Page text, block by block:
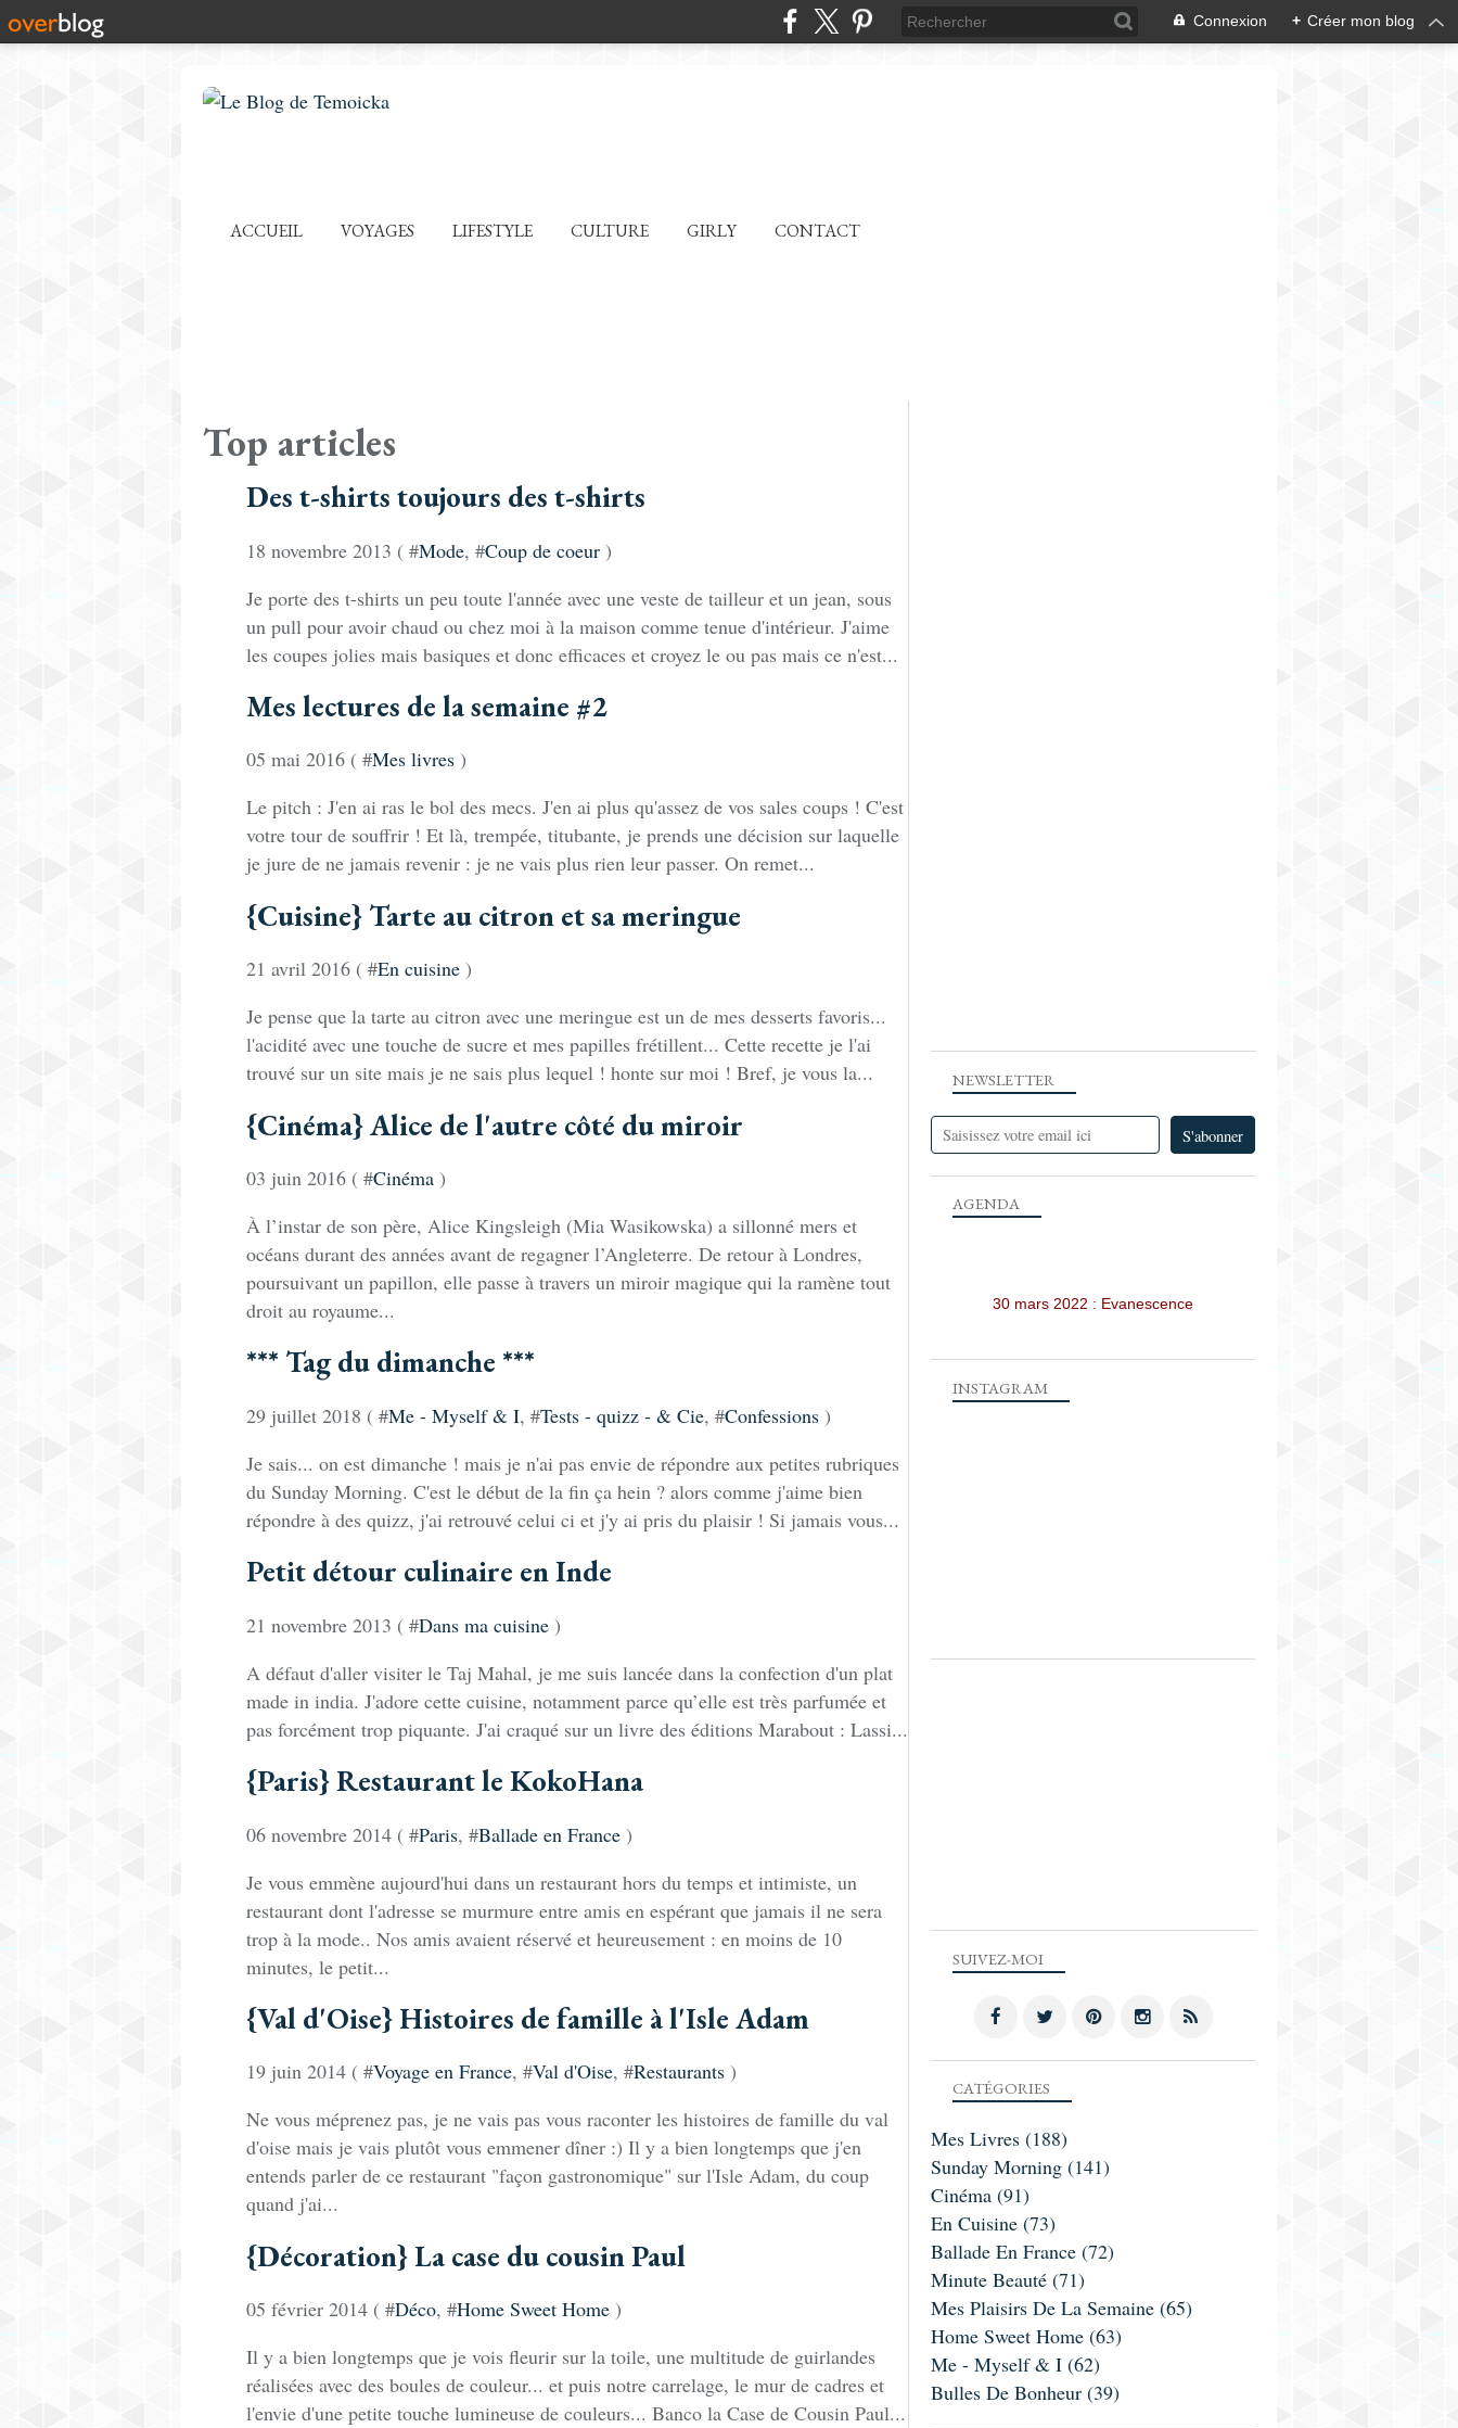
Connexion + Créer mon blog
ACCUEIL VOYAGES LIFESTYLE CULTURE GIRLY CONTACT
Top articles
Des t-shirts toujours des t-shirts
18 novembre 2013 ( #Mode, #Coup de coeur )
Je porte des t-shirts un peu toute l'année avec une veste de tailleur et un jean, sous
un pull pour avoir chaud ou chez moi à la maison comme tenue d'intérieur. J'aime
les coupes jolies mais basiques et donc efficaces et croyez le ou pas mais ce n'est...
Mes lectures de la semaine #2
05 mai 2016 ( #Mes livres )
Le pitch : J'en ai ras le bol des mecs. J'en ai plus qu'assez de vos sales coups ! C'est
votre tour de souffrir ! Et là, trempée, titubante, je prends une décision sur laquelle
je jure de ne jamais revenir : je ne vais plus rien leur passer. On remet...
{Cuisine} Tarte au citron et sa meringue
21 avril 2016 ( #En cuisine )
Je pense que la tarte au citron avec une meringue est un de mes desserts favoris...
l'acidité avec une touche de sucre et mes papilles frétillent... Cette recette je l'ai
trouvé sur un site mais je ne sais plus lequel ! honte sur moi ! Bref, je vous la...
{Cinéma} Alice de l'autre côté du miroir
03 juin 2016 ( #Cinéma )
À l’instar de son père, Alice Kingsleigh (Mia Wasikowska) a sillonné mers et
océans durant des années avant de regagner l’Angleterre. De retour à Londres,
poursuivant un papillon, elle passe à travers un miroir magique qui la ramène tout
droit au royaume...
*** Tag du dimanche ***
29 juillet 2018 ( #Me - Myself & I, #Tests - quizz - & Cie, #Confessions )
Je sais... on est dimanche ! mais je n'ai pas envie de répondre aux petites rubriques
du Sunday Morning. C'est le début de la fin ça hein ? alors comme j'aime bien
répondre à des quizz, j'ai retrouvé celui ci et j'y ai pris du plaisir ! Si jamais vous...
Petit détour culinaire en Inde
21 novembre 2013 ( #Dans ma cuisine )
A défaut d'aller visiter le Taj Mahal, je me suis lancée dans la confection d'un plat
made in india. J'adore cette cuisine, notamment parce qu’elle est très parfumée et
pas forcément trop piquante. J'ai craqué sur un livre des éditions Marabout : Lassi...
{Paris} Restaurant le KokoHana
06 novembre 2014 ( #Paris, #Ballade en France )
Je vous emmène aujourd'hui dans un restaurant hors du temps et intimiste, un
restaurant dont l'adresse se murmure entre amis en espérant que jamais il ne sera
trop à la mode.. Nos amis avaient réservé et heureusement : en moins de 10
minutes, le petit...
{Val d'Oise} Histoires de famille à l'Isle Adam
19 juin 2014 ( #Voyage en France, #Val d'Oise, #Restaurants )
Ne vous méprenez pas, je ne vais pas vous raconter les histoires de famille du val
d'oise mais je vais plutôt vous emmener dîner :) Il y a bien longtemps que j'en
entends parler de ce restaurant "façon gastronomique" sur l'Isle Adam, du coup
quand j'ai...
{Décoration} La case du cousin Paul
05 février 2014 ( #Déco, #Home Sweet Home )
Il y a bien longtemps que je vois fleurir sur la toile, une multitude de guirlandes
réalisées avec des boules de couleur... et puis notre carrelage, le mur de cadres et
l'envie d'une petite touche lumineuse de couleurs... Banco la Case de Cousin Paul...
NEWSLETTER
SUIVEZ-MOI
CATÉGORIES
Mes Livres (188)
Sunday Morning (141)
Cinéma (91)
En Cuisine (73)
Ballade En France (72)
Minute Beauté (71)
Mes Plaisirs De La Semaine (65)
Home Sweet Home (63)
Me - Myself & I (62)
Bulles De Bonheur (39)
AGENDA
30 mars 2022 : Evanescence
INSTAGRAM